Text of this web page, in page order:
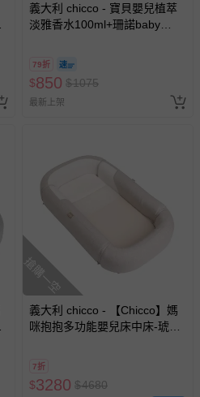
義大利 chicco - 寶貝嬰兒植萃
淡雅香水100ml+珊諾baby
79折
$850 $1075
最新上架
搶購一空
義大利 chicco - 【Chicco】媽
咪抱抱多功能嬰兒床中床-琥珀
7折
$3280 $4680